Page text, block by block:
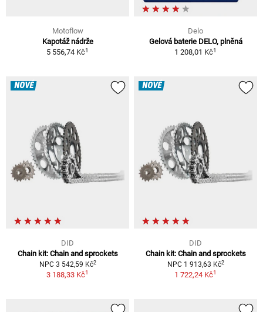
Motoflow
Kapotáž nádrže
5 556,74 Kč1
Delo
Gelová baterie DELO, plněná
1 208,01 Kč1
NOVÉ
DID
Chain kit: Chain and sprockets
NPC 3 542,59 Kč2
3 188,33 Kč1
NOVÉ
DID
Chain kit: Chain and sprockets
NPC 1 913,63 Kč2
1 722,24 Kč1